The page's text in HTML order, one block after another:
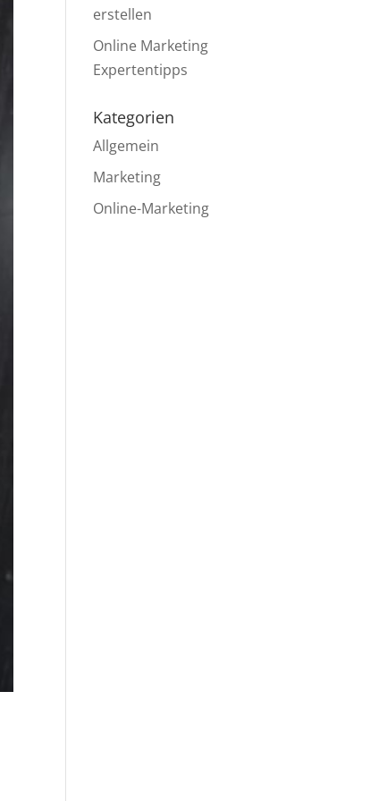
erstellen
Online Marketing
Expertentipps
Kategorien
Allgemein
Marketing
Online-Marketing